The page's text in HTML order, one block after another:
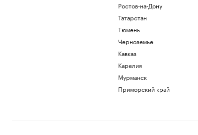
Ростов-на-Дону
Татарстан
Тюмень
Черноземье
Кавказ
Карелия
Мурманск
Приморский край